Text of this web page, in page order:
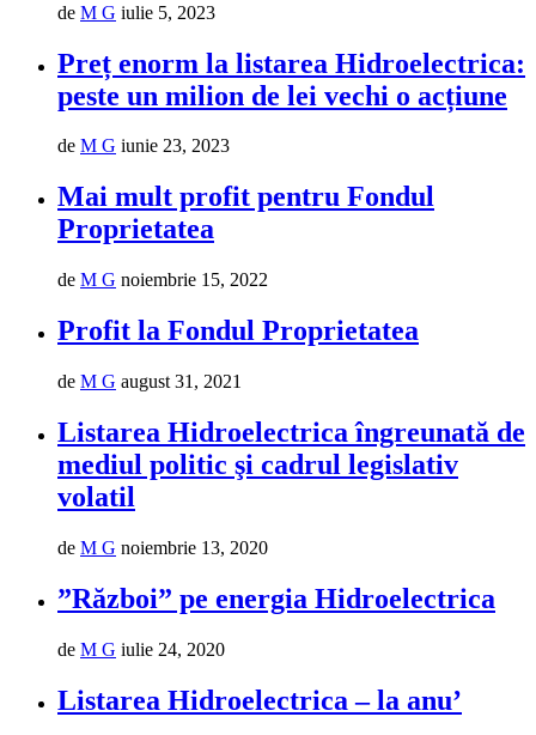
de M G iulie 5, 2023
Preț enorm la listarea Hidroelectrica:
peste un milion de lei vechi o acțiune
de M G iunie 23, 2023
Mai mult profit pentru Fondul
Proprietatea
de M G noiembrie 15, 2022
Profit la Fondul Proprietatea
de M G august 31, 2021
Listarea Hidroelectrica îngreunată de
mediul politic şi cadrul legislativ
volatil
de M G noiembrie 13, 2020
”Război” pe energia Hidroelectrica
de M G iulie 24, 2020
Listarea Hidroelectrica – la anu’